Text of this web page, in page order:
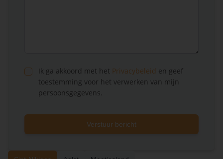
Ik ga akkoord met het Privacybeleid en geef
toestemming voor het verwerken van mijn
persoonsgegevens.
Verstuur bericht